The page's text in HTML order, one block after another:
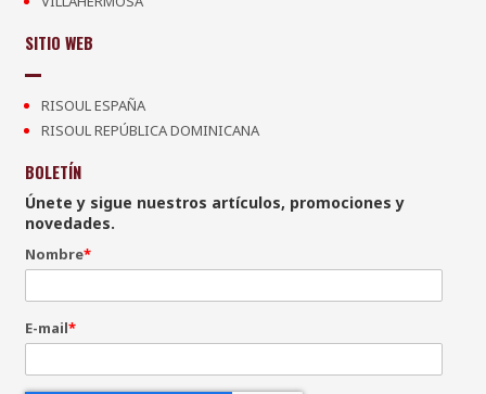
SITIO WEB
RISOUL ESPAÑA
RISOUL REPÚBLICA DOMINICANA
BOLETÍN
Únete y sigue nuestros artículos, promociones y
novedades.
Nombre*
E-mail*